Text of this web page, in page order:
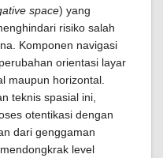
space) yang
risiko salah
Komponen navigasi
orientasi layar
maupun horizontal.
teknis spasial ini,
otentikasi dengan
dari genggaman
level